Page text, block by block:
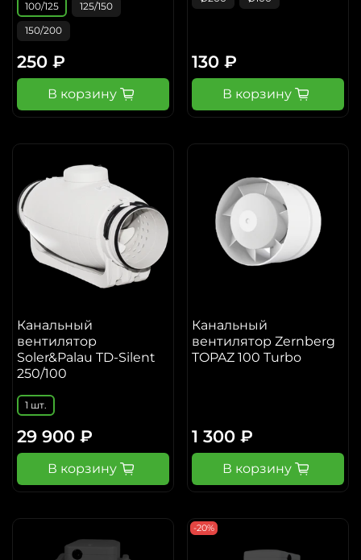
100/125 125/150
150/200
250 ₽
В корзину
130 ₽
В корзину
Канальный
вентилятор
Soler&Palau TD-Silent
250/100
1 шт.
29 900 ₽
В корзину
Канальный
вентилятор Zernberg
TOPAZ 100 Turbo
1 300 ₽
В корзину
-20%